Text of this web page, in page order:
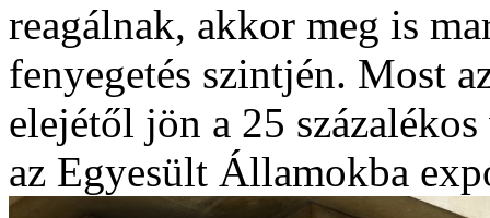
reagálnak, akkor meg is
fenyegetés szintjén. Most
elejétől jön a 25
az Egyesült Államokba